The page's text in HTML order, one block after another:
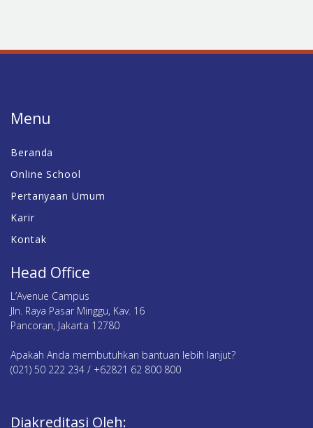
Menu
Beranda
Online School
Pertanyaan Umum
Karir
Kontak
Head Office
L’Avenue Campus
Jln. Raya Pasar Minggu, Kav. 16
Pancoran, Jakarta 12780
Apakah Anda membutuhkan bantuan lebih lanjut?
(021) 50 222 234 / +62821 62 800 800
Diakreditasi Oleh: